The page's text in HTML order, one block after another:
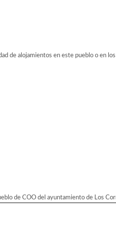
de alojamientos en este pueblo o en
de COO del ayuntamiento de Los